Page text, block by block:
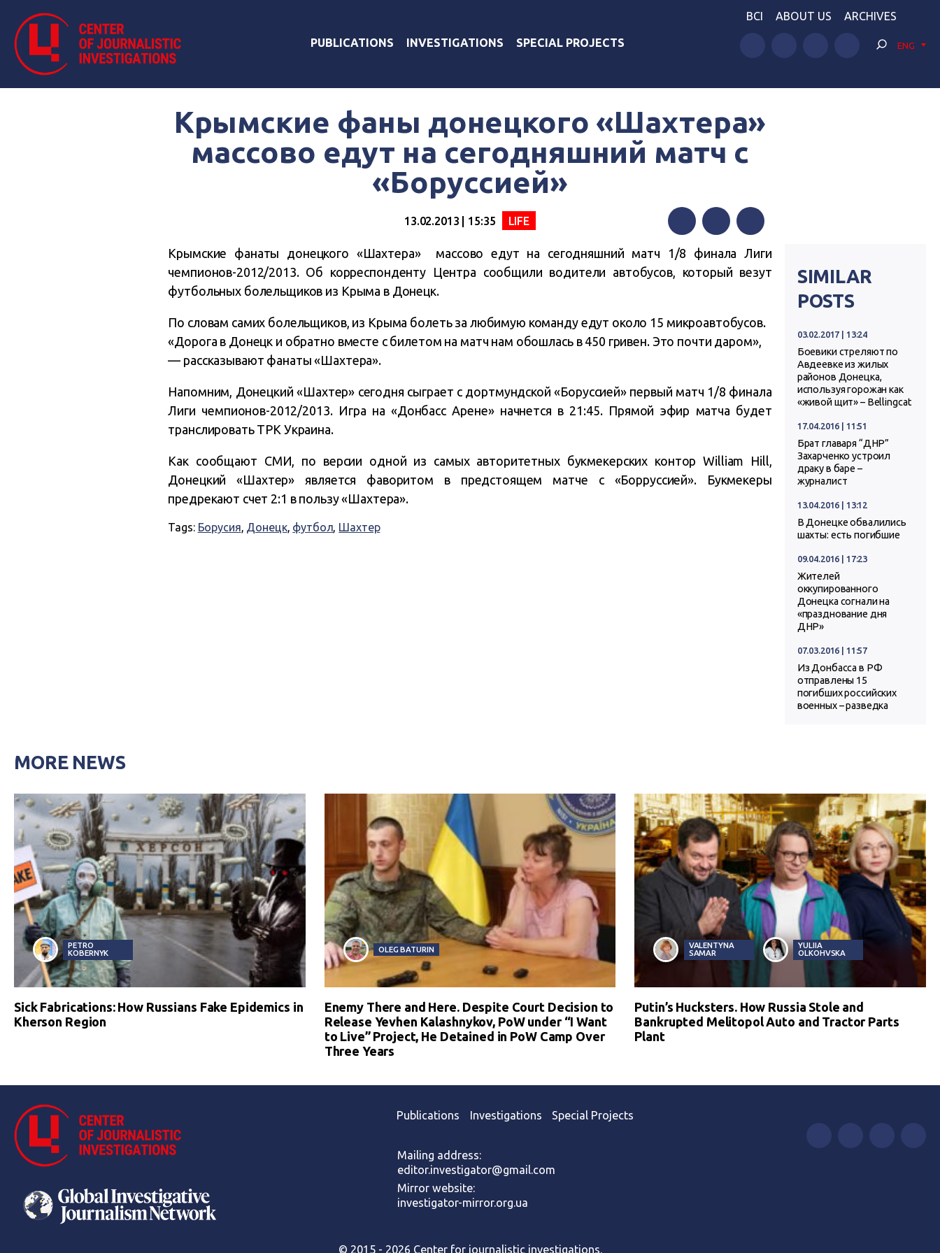
PUBLICATIONS INVESTIGATIONS SPECIAL PROJECTS
BCI ABOUT US ARCHIVES
ENG
Крымские фаны донецкого «Шахтера»
массово едут на сегодняшний матч с
«Боруссией»
13.02.2013 | 15:35 LIFE
FacebookTwitter Telegram
Крымские фанаты донецкого «Шахтера» массово едут на сегодняшний матч 1/8 финала Лиги
чемпионов-2012/2013. Об корреспонденту Центра сообщили водители автобусов, который везут
футбольных болельщиков из Крыма в Донецк.
По словам самих болельщиков, из Крыма болеть за любимую команду едут около 15 микроавтобусов.
«Дорога в Донецк и обратно вместе с билетом на матч нам обошлась в 450 гривен. Это почти даром»,
— рассказывают фанаты «Шахтера».
Напомним, Донецкий «Шахтер» сегодня сыграет с дортмундской «Боруссией» первый матч 1/8 финала
Лиги чемпионов-2012/2013. Игра на «Донбасс Арене» начнется в 21:45. Прямой эфир матча будет
транслировать ТРК Украина.
Как сообщают СМИ, по версии одной из самых авторитетных букмекерских контор William Hill,
Донецкий «Шахтер» является фаворитом в предстоящем матче с «Борруссией». Букмекеры
предрекают счет 2:1 в пользу «Шахтера».
Tags: Борусия, Донецк, футбол, Шахтер
SIMILAR
POSTS
03.02.2017 | 13:24
Боевики стреляют по
Авдеевке из жилых
районов Донецка,
используя горожан как
«живой щит» – Bellingcat
17.04.2016 | 11:51
Брат главаря “ДНР”
Захарченко устроил
драку в баре –
журналист
13.04.2016 | 13:12
В Донецке обвалились
шахты: есть погибшие
09.04.2016 | 17:23
Жителей
оккупированного
Донецка согнали на
«празднование дня
ДНР»
07.03.2016 | 11:57
Из Донбасса в РФ
отправлены 15
погибших российских
военных – разведка
MORE NEWS
PETRO
KOBERNYK
Sick Fabrications: How Russians Fake Epidemics in
Kherson Region
OLEG BATURIN
Enemy There and Here. Despite Court Decision to
Release Yevhen Kalashnykov, PoW under “I Want
to Live” Project, He Detained in PoW Camp Over
Three Years
VALENTYNA
SAMAR
YULIIA
OLKOHVSKA
Putin’s Hucksters. How Russia Stole and
Bankrupted Melitopol Auto and Tractor Parts
Plant
Publications Investigations Special Projects
Mailing address:
editor.investigator@gmail.com
Mirror website:
investigator-mirror.org.ua
© 2015 - 2026 Center for journalistic investigations.